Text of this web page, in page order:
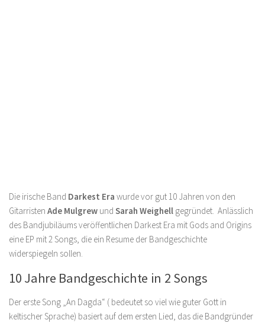
Die irische Band Darkest Era wurde vor gut 10 Jahren von den
Gitarristen Ade Mulgrew und Sarah Weighell gegründet. Anlässlich
des Bandjubiläums veröffentlichen Darkest Era mit Gods and Origins
eine EP mit 2 Songs, die ein Resume der Bandgeschichte
widerspiegeln sollen.
10 Jahre Bandgeschichte in 2 Songs
Der erste Song „An Dagda“ ( bedeutet so viel wie guter Gott in
keltischer Sprache) basiert auf dem ersten Lied, das die Bandgründer